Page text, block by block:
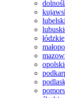
łódzkie